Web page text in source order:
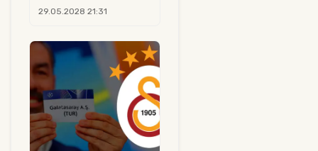
29.05.2028 21:31